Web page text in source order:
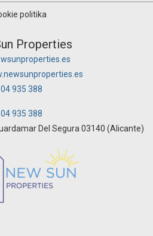
politika
Properties
935 388
935 388
Del Segura 03140 (Alicante)